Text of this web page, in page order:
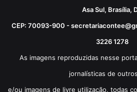
Asa Sul, Brasília,
CEP: 70093-900 -
3226 1278
As imagens reproduzidas nesse
jornalísticas de
e/ou imagens de livre utilização, todas